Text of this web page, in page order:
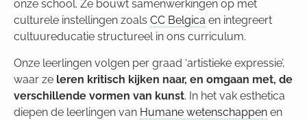
onze school. Ze bouwt samenwerkingen op met
culturele instellingen zoals CC Belgica en integreert
cultuureducatie structureel in ons curriculum.
Onze leerlingen volgen per graad ‘artistieke expressie’,
waar ze leren kritisch kijken naar, en omgaan met, de
verschillende vormen van kunst. In het vak esthetica
diepen de leerlingen van Humane wetenschappen en